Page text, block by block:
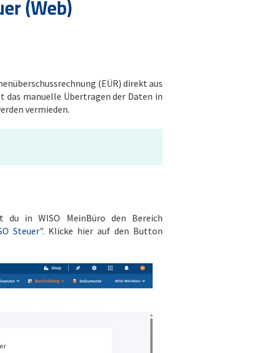
(Web)
(EÜR) direkt aus
das manuelle Übertragen der Daten in
vermieden.
du in WISO MeinBüro den Bereich
Steuer". Klicke hier auf den Button